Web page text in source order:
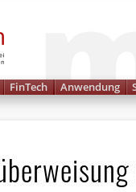
FinTech Anwendung